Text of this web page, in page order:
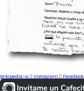
Wikipedia-w Instagram Facebook